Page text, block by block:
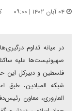
در میانه تداوم
صهیونیست‌ها علیه
فلسطین و دبیرکل این
شبکه المیادین، طبق
العاروری، معاون